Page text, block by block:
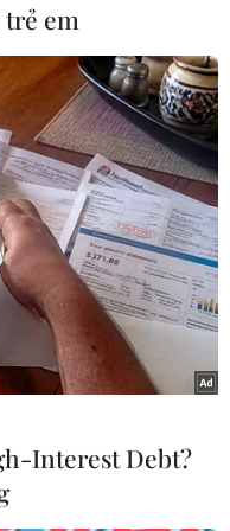
đắt hơn giá vàng
đồng/lượng./.
Duy (Vietnam+)
em
Interest Debt?